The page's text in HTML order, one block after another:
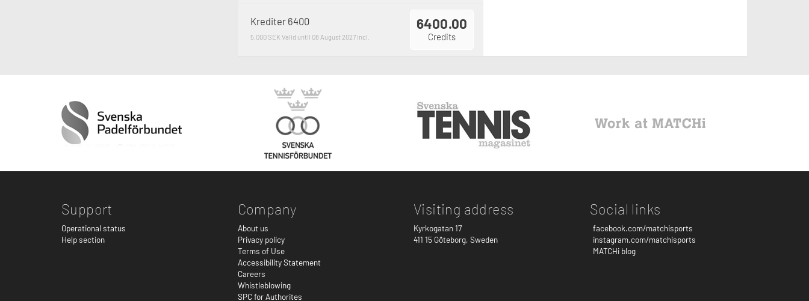
6400.00
Credits
Krediter 6400
5,000 SEK Valid until 08 August 2027 incl.
Support
Operational status
Help section
Company
About us
Privacy policy
Terms of Use
Accessibility Statement
Careers
Whistleblowing
SPC for Authorites
Visiting address
Kyrkogatan 17
411 15 Göteborg, Sweden
Social links
facebook.com/matchisports
instagram.com/matchisports
MATCHi blog